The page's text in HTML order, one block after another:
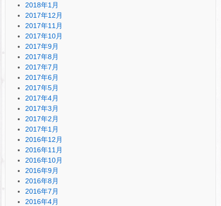
2018年1月
2017年12月
2017年11月
2017年10月
2017年9月
2017年8月
2017年7月
2017年6月
2017年5月
2017年4月
2017年3月
2017年2月
2017年1月
2016年12月
2016年11月
2016年10月
2016年9月
2016年8月
2016年7月
2016年4月